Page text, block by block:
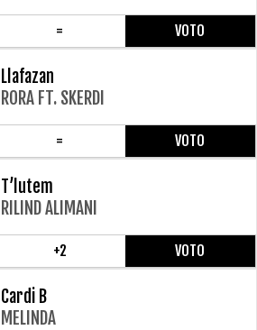
= VOTO
Llafazan
RORA FT. SKERDI
= VOTO
T’lutem
RILIND ALIMANI
+2 VOTO
Cardi B
MELINDA